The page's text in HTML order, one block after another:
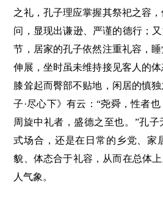
之礼，孔子理应掌握其祭祀之容
问，显现出谦逊、严谨的德行；
节，居家的孔子依然注重礼容，
伸展，坐时虽未维持接见客人的
膝耸起而臀部不贴地，闲居的慎
子·尽心下》有云：“尧舜，性者
周旋中礼者，盛德之至也。”孔
式场合，还是在日常的乡党、家
貌、体态合于礼容，从而在总体
人气象。